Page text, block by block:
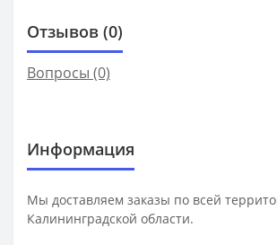
Отзывов (0)
Вопросы (0)
Информация
Мы доставляем заказы по всей
Калининградской области.